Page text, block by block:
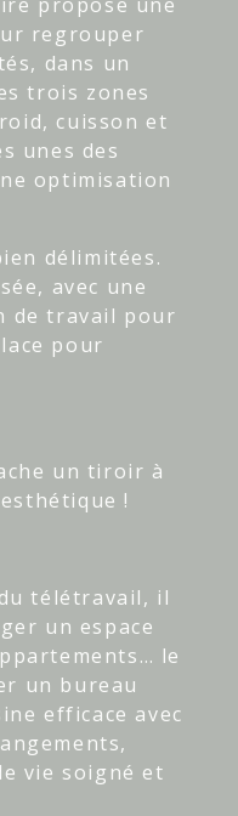
regrouper
dans un
trois zones
cuisson et
unes des
optimisation
délimitées.
avec une
de travail pour
pour
un tiroir à
!
télétravail, il
un espace
le
un bureau
efficace avec
vie soigné et